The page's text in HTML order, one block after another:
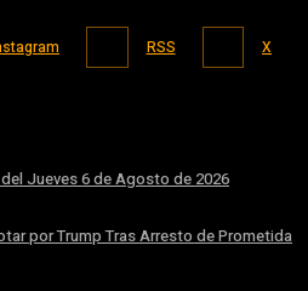
RSS X
Jueves 6 de Agosto de 2026
por Trump Tras Arresto de Prometida